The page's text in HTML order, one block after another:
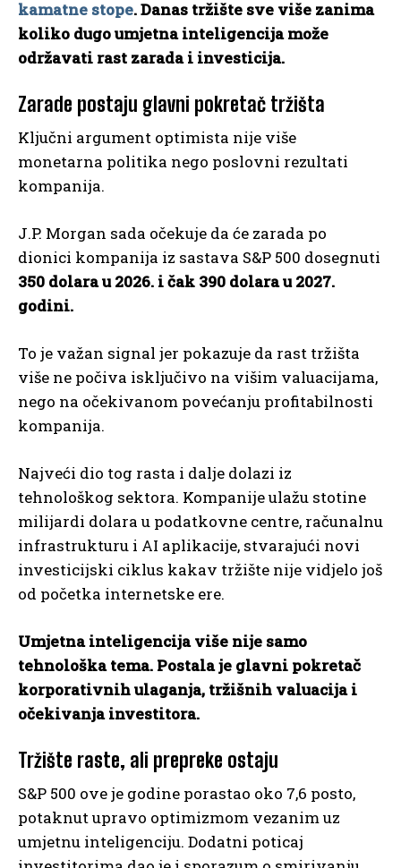
kamatne stope. Danas tržište sve više zanima
koliko dugo umjetna inteligencija može
održavati rast zarada i investicija.
Zarade postaju glavni pokretač tržišta
Ključni argument optimista nije više
monetarna politika nego poslovni rezultati
kompanija.
J.P. Morgan sada očekuje da će zarada po
dionici kompanija iz sastava S&P 500 dosegnuti
350 dolara u 2026. i čak 390 dolara u 2027.
godini.
To je važan signal jer pokazuje da rast tržišta
više ne počiva isključivo na višim valuacijama,
nego na očekivanom povećanju profitabilnosti
kompanija.
Najveći dio tog rasta i dalje dolazi iz
tehnološkog sektora. Kompanije ulažu stotine
milijardi dolara u podatkovne centre, računalnu
infrastrukturu i AI aplikacije, stvarajući novi
investicijski ciklus kakav tržište nije vidjelo još
od početka internetske ere.
Umjetna inteligencija više nije samo
tehnološka tema. Postala je glavni pokretač
korporativnih ulaganja, tržišnih valuacija i
očekivanja investitora.
Tržište raste, ali prepreke ostaju
S&P 500 ove je godine porastao oko 7,6 posto,
potaknut upravo optimizmom vezanim uz
umjetnu inteligenciju. Dodatni poticaj